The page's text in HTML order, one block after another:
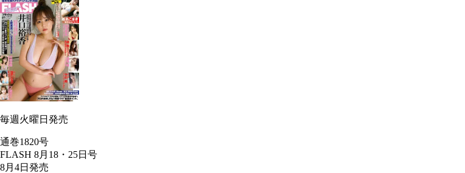
毎週火曜日発売
通巻1820号
FLASH 8月18・25日号
8月4日発売